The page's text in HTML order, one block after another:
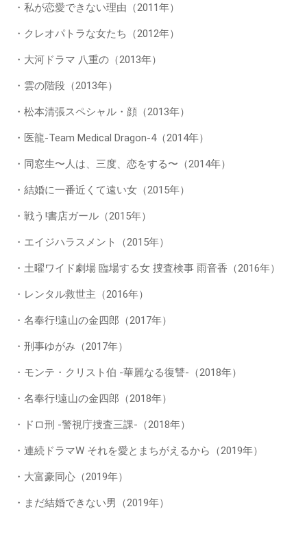
・私が恋愛できない理由（2011年）
・クレオパトラな女たち（2012年）
・大河ドラマ 八重の（2013年）
・雲の階段（2013年）
・松本清張スペシャル・顔（2013年）
・医龍-Team Medical Dragon-4（2014年）
・同窓生〜人は、三度、恋をする〜（2014年）
・結婚に一番近くて遠い女（2015年）
・戦う!書店ガール（2015年）
・エイジハラスメント（2015年）
・土曜ワイド劇場 臨場する女 捜査検事 雨音香（2016年）
・レンタル救世主（2016年）
・名奉行!遠山の金四郎（2017年）
・刑事ゆがみ（2017年）
・モンテ・クリスト伯 -華麗なる復讐-（2018年）
・名奉行!遠山の金四郎（2018年）
・ドロ刑 -警視庁捜査三課-（2018年）
・連続ドラマW それを愛とまちがえるから（2019年）
・大富豪同心（2019年）
・まだ結婚できない男（2019年）